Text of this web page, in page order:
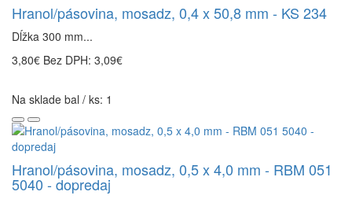
Hranol/pásovina, mosadz, 0,4 x 50,8 mm - KS 234
Dĺžka 300 mm...
3,80€ Bez DPH: 3,09€
Na sklade bal / ks: 1
Hranol/pásovina, mosadz, 0,5 x 4,0 mm - RBM 051
5040 - dopredaj